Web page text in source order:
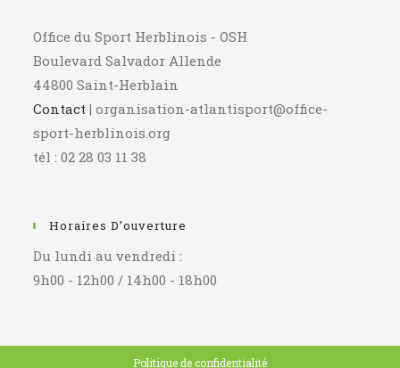
Office du Sport Herblinois - OSH
Boulevard Salvador Allende
44800 Saint-Herblain
Contact | organisation-atlantisport@office-
sport-herblinois.org
tél : 02 28 03 11 38
Horaires D’ouverture
Du lundi au vendredi :
9h00 - 12h00 / 14h00 - 18h00
Politique de confidentialité